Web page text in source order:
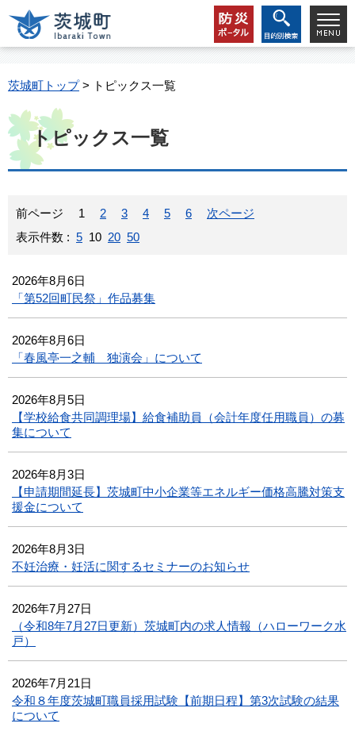
茨城町トップ> トピックス一覧
トピックス一覧
前ページ 1 2 3 4 5 6
次ページ
表示件数 : 5 10 20 50
2026年8月6日
「第52回町民祭」作品募集
2026年8月6日
「春風亭一之輔 独演会」について
2026年8月5日
【学校給食共同調理場】給食補助員（会計年度任用職員）の募
集について
2026年8月3日
【申請期間延長】茨城町中小企業等エネルギー価格高騰対策支
援金について
2026年8月3日
不妊治療・妊活に関するセミナーのお知らせ
2026年7月27日
（令和8年7月27日更新）茨城町内の求人情報（ハローワーク水
戸）
2026年7月21日
令和８年度茨城町職員採用試験【前期日程】第3次試験の結果
について